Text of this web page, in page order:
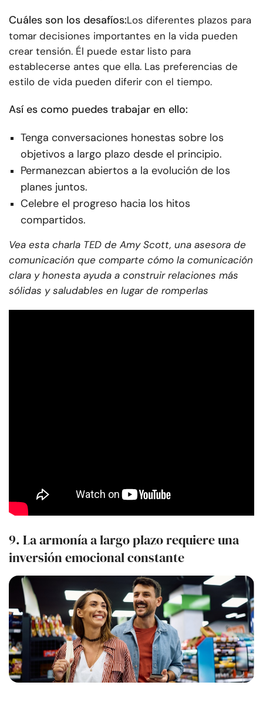
Cuáles son los desafíos:Los diferentes plazos para
tomar decisiones importantes en la vida pueden
crear tensión. Él puede estar listo para
establecerse antes que ella. Las preferencias de
estilo de vida pueden diferir con el tiempo.
Así es como puedes trabajar en ello:
Tenga conversaciones honestas sobre los
objetivos a largo plazo desde el principio.
Permanezcan abiertos a la evolución de los
planes juntos.
Celebre el progreso hacia los hitos
compartidos.
Vea esta charla TED de Amy Scott, una asesora de
comunicación que comparte cómo la comunicación
clara y honesta ayuda a construir relaciones más
sólidas y saludables en lugar de romperlas
9. La armonía a largo plazo requiere una
inversión emocional constante